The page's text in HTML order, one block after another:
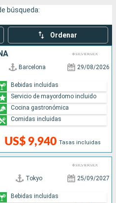
búsqueda:
Ordenar
Barcelona 29/08/2026
US$ 9,940 Tasas incluidas
Bebidas incluidas
Servicio de mayordomo incluido
Cocina gastronómica
Comidas incluidas
Tokyo 25/09/2027
Bebidas incluidas